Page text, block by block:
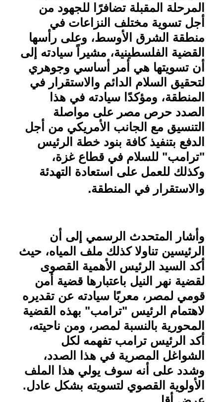
المرحلة المقبلة تضافرًا للجهود من
أجل تسوية مختلف النزاعات في
منطقة الشرق الأوسط، وعلى رأسها
القضية الفلسطينية، مشيراً سيادته إلى
أن تسويتها هي أمر أساسي وجوهري
لتحقيق السلام الدائم والاستقرار في
المنطقة، ومؤكدًا سيادته في هذا
الصدد حرص مصر على مواصلة
التنسيق مع الجانب الأمريكي من أجل
الدفع بتنفيذ كافة بنود خطة الرئيس
"ترامب" للسلام في قطاع غزة،
وكذلك للعمل على استعادة التهدئة
والاستقرار في المنطقة.
وأشار المتحدث الرسمي إلى أن
الرئيسين تناولا كذلك ملف المياه، حيث
أكد السيد الرئيس الأهمية القصوى
لقضية نهر النيل باعتبارها قضية أمن
قومي لمصر، معربًا سيادته عن تقديره
لاهتمام الرئيس "ترامب" بهذه القضية
المحورية بالنسبة لمصر، ومن ناحيته،
أكد الرئيس ترامب تفهمه لكل
الشواغل المصرية في هذا الصدد،
وشدد على أنه سوف يولي هذا الملف
الأولوية القصوي لتسويته بشكل عادل.